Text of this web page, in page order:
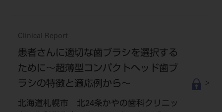
Clinical Report
患者さんに適切な歯ブラシを選択する
ために～超薄型コンパクトヘッド歯ブ
ラシの特徴と適応例から～
北海道札幌市 北24条かやの歯科クリニッ